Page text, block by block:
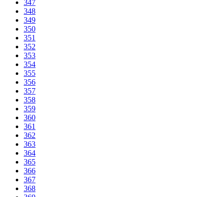
347
348
349
350
351
352
353
354
355
356
357
358
359
360
361
362
363
364
365
366
367
368